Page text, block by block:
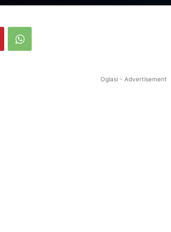
Oglasi - Advertisement